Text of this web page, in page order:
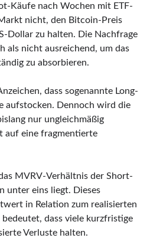
Käufe nach Wochen mit ETF-
nicht, den Bitcoin-Preis
Dollar zu halten. Die Nachfrage
als nicht ausreichend, um das
zu absorbieren.
dass sogenannte Long-
aufstocken. Dennoch wird die
nur ungleichmäßig
auf eine fragmentierte
MVRV-Verhältnis der Short-
unter eins liegt. Dieses
in Relation zum realisierten
dass viele kurzfristige
Verluste halten.